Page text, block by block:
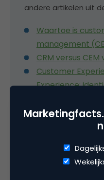
andere artikelen uit
Waartoe is
management
CRM versus CEM
Customer
Experience:
klant? 3 x 7 tips!
Marketingfacts.